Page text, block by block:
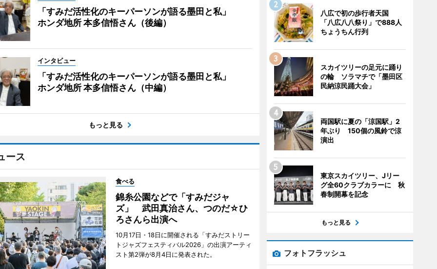
「すみだ活性化のキーパーソンが語る墨田と私」
ホンダ地所 本多信悟さん（後編）
インタビュー
「すみだ活性化のキーパーソンが語る墨田と私」
ホンダ地所 本多信悟さん（中編）
もっと見る
ース
食べる
錦糸公園などで「すみだジャ
ズ」 武田真治さん、つのだ☆ひ
ろさんら出演へ
10月17日・18日に開催される「すみだストリー
トジャズフェスティバル2026」の出演アーティ
スト第2弾が8月4日に発表された。
八広で初の歩行者天国
「八広八八祭り」で888人
ちょうちん行列
スカイツリーの足元に踊り
の輪 ソラマチで「墨田区
民納涼民踊大会」
両国駅に夏の「涼国駅」2
年ぶり 150個の風鈴で涼
演出
東京スカイツリー、Jリー
グ全60クラブカラーに 秋
春制開幕を記念
もっと見る
フォトフラッシュ